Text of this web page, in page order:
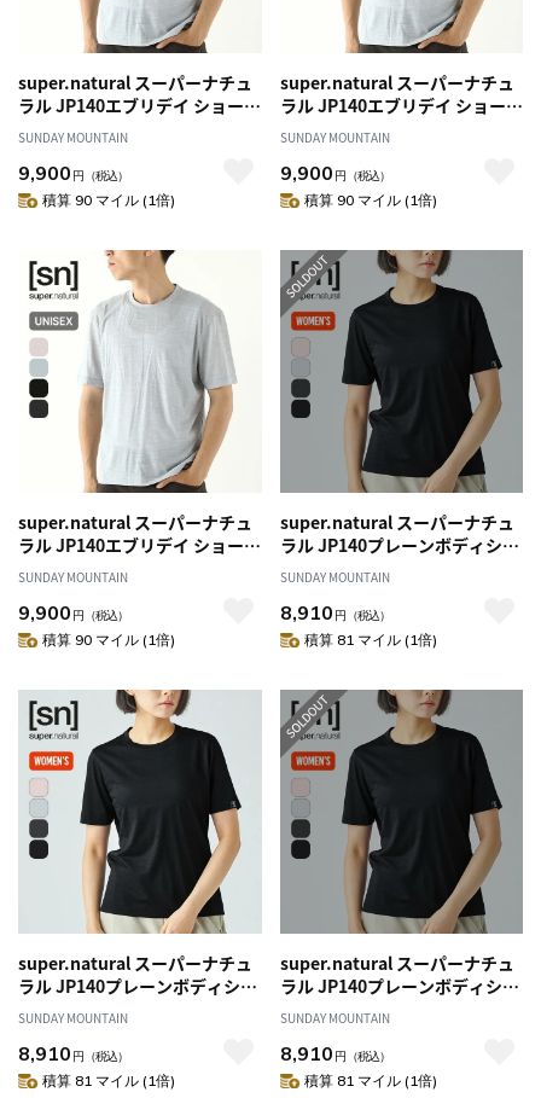
super.natural スーパーナチュ
ラル JP140エブリデイ ショート
スリーブTシャツ ユニセックス
SUNDAY MOUNTAIN
9,900 円 （税込）
積算 90 マイル (1倍)
super.natural スーパーナチュ
ラル JP140エブリデイ ショート
スリーブTシャツ ユニセックス
SUNDAY MOUNTAIN
9,900 円 （税込）
積算 90 マイル (1倍)
super.natural スーパーナチュ
ラル JP140エブリデイ ショート
スリーブTシャツ ユニセックス
SUNDAY MOUNTAIN
9,900 円 （税込）
積算 90 マイル (1倍)
super.natural スーパーナチュ
ラル JP140プレーンボディショ
ートスリーブTシャツ【ウィメ
SUNDAY MOUNTAIN
8,910 円 （税込）
積算 81 マイル (1倍)
super.natural スーパーナチュ
ラル JP140プレーンボディショ
ートスリーブTシャツ【ウィメ
ンズ】
SUNDAY MOUNTAIN
8,910 円 （税込）
積算 81 マイル (1倍)
super.natural スーパーナチュ
ラル JP140プレーンボディショ
ートスリーブTシャツ【ウィメ
ンズ】
SUNDAY MOUNTAIN
8,910 円 （税込）
積算 81 マイル (1倍)